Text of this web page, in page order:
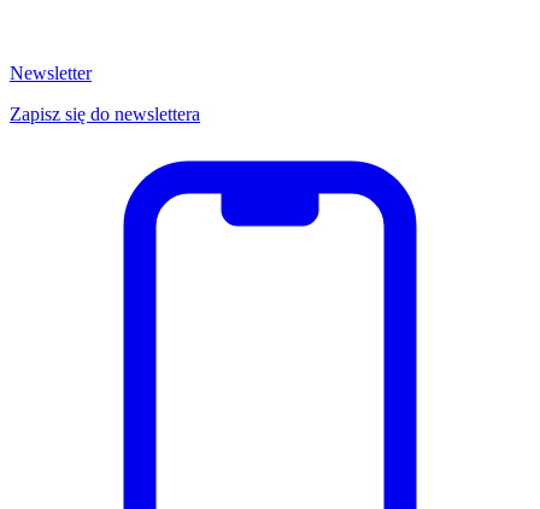
Newsletter
Zapisz się do newslettera